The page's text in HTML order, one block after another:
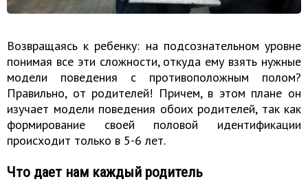
Возвращаясь к ребенку: на подсознательном уровне
понимая все эти сложности, откуда ему взять нужные
модели поведения с противоположным полом?
Правильно, от родителей! Причем, в этом плане он
изучает модели поведения обоих родителей, так как
формирование своей половой идентификации
происходит только в 5-6 лет.
Что дает нам каждый родитель